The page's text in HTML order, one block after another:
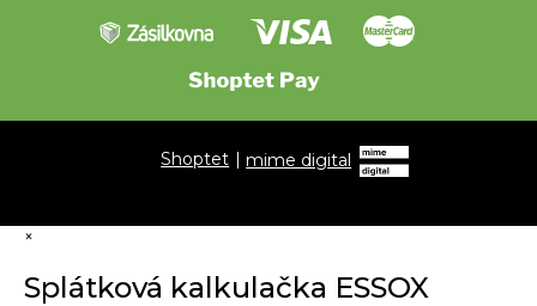
Shoptet |mime digital
×
Splátková kalkulačka ESSOX